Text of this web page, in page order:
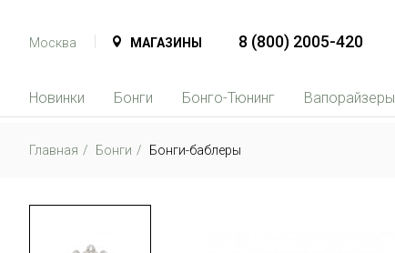
Москва МАГАЗИНЫ 8 (800) 2005-420
Новинки Бонги Бонго-Тюнинг Вапорайзеры
Главная Бонги Бонги-баблеры